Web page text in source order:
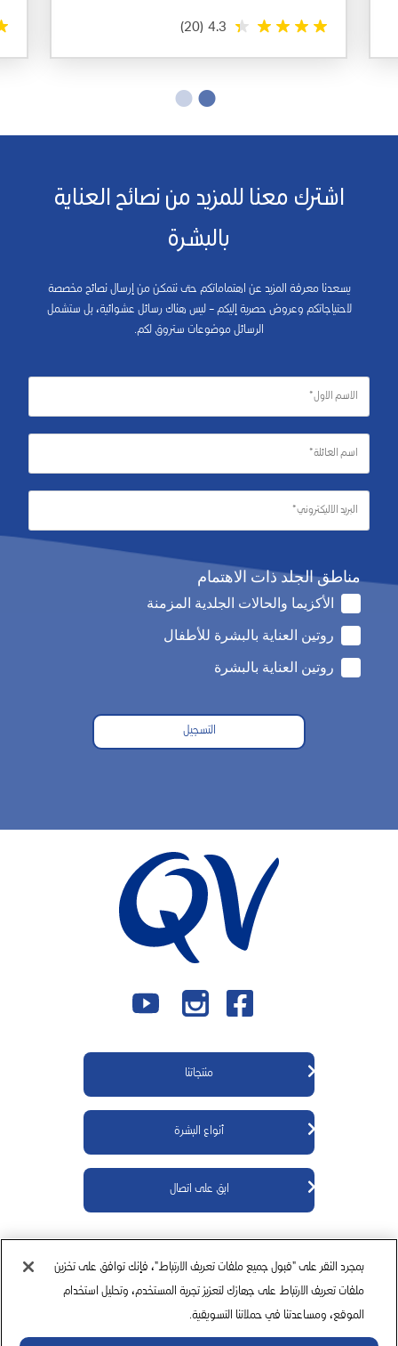
4.3
(20)
اشترك معنا للمزيد من نصائح العناية
بالبشرة
يسعدنا معرفة المزيد عن اهتماماتكم حتى نتمكن من إرسال نصائح مخصصة
لاحتياجاتكم وعروض حصرية إليكم – ليس هناك رسائل عشوائية، بل ستشمل
الرسائل موضوعات ستروق لكم.
مناطق الجلد ذات الاهتمام
الأكزيما والحالات الجلدية المزمنة
روتين العناية بالبشرة للأطفال
روتين العناية بالبشرة
التسجيل
منتجاتنا
منتجات كيوڤي للجسم
منتجات كيوڤي للوجه
منتجات كيوڤي لحديثي الولادة
منتجات كيوڤي للأطفال
أنواع البشرة
معلومات عنا
ابق على اتصال
من أين أشتري
سياسة الخصوصيةسياسة ملفات تعريف الارتباطإخلاء المسؤولية
بمجرد النقر على "قبول جميع ملفات تعريف الارتباط"، فإنك توافق على تخزين
ملفات تعريف الارتباط على جهازك لتعزيز تجربة المستخدم، وتحليل استخدام
الموقع، ومساعدتنا في حملاتنا التسويقية.